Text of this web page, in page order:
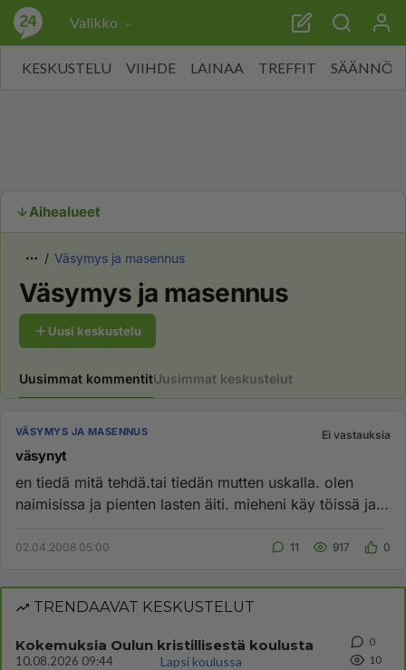
Valikko
KESKUSTELU VIIHDE LAINAA TREFFIT SÄÄNNÖT
Aihealueet
Väsymys ja masennus
Väsymys ja masennus
Uusi keskustelu
Uusimmat kommentitUusimmat keskustelut
VÄSYMYS JA MASENNUS Ei vastauksia
väsynyt
en tiedä mitä tehdä.tai tiedän mutten uskalla. olen
naimisissa ja pienten lasten äiti. mieheni käy töissä ja
02.04.2008 05:00 11 917 0
TRENDAAVAT KESKUSTELUT
Kokemuksia Oulun kristillisestä koulusta
10.08.2026 09:44 Lapsi koulussa
0
10